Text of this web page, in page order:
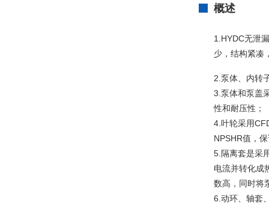
概述
1.HYDC无泄
少，结构紧凑
2.泵体、内转
3.泵体和泵盖
性和耐压性；
4.叶轮采用
NPSHR值，
5.隔离套是采
电流并转化成
数高，同时将
6.动环、轴套